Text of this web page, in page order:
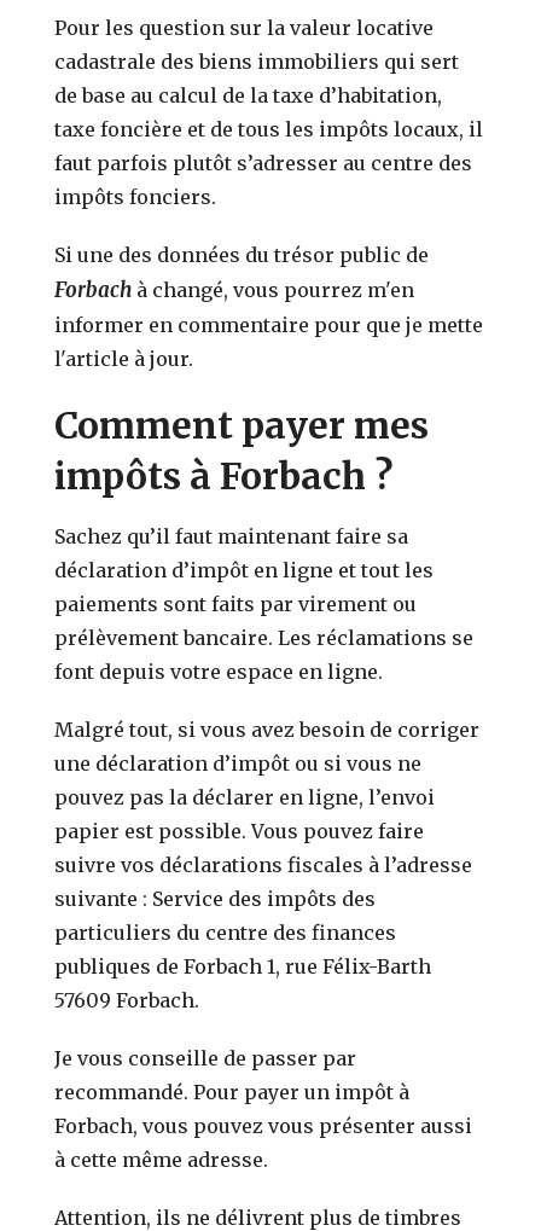
Pour les question sur la valeur locative
cadastrale des biens immobiliers qui sert
de base au calcul de la taxe d’habitation,
taxe foncière et de tous les impôts locaux, il
faut parfois plutôt s’adresser au centre des
impôts fonciers.
Si une des données du trésor public de
Forbach à changé, vous pourrez m'en
informer en commentaire pour que je mette
l'article à jour.
Comment payer mes
impôts à Forbach ?
Sachez qu’il faut maintenant faire sa
déclaration d’impôt en ligne et tout les
paiements sont faits par virement ou
prélèvement bancaire. Les réclamations se
font depuis votre espace en ligne.
Malgré tout, si vous avez besoin de corriger
une déclaration d’impôt ou si vous ne
pouvez pas la déclarer en ligne, l’envoi
papier est possible. Vous pouvez faire
suivre vos déclarations fiscales à l’adresse
suivante : Service des impôts des
particuliers du centre des finances
publiques de Forbach 1, rue Félix-Barth
57609 Forbach.
Je vous conseille de passer par
recommandé. Pour payer un impôt à
Forbach, vous pouvez vous présenter aussi
à cette même adresse.
Attention, ils ne délivrent plus de timbres